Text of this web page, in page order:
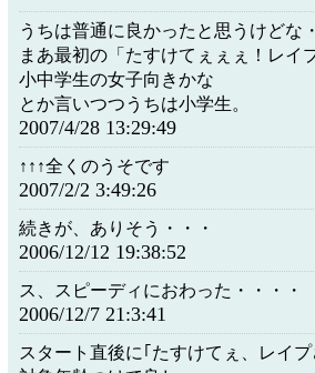
うちは普通に良かったと思うけどな
まあ最初の「たすけてぇぇぇ！レイ
小中学生の女子向きかな
とか言いつつうちは小学生。
2007/4/28 13:29:49
↑↑↑全くのうそです
2007/2/2 3:49:26
続きが、ありそう・・・
2006/12/12 19:38:52
ス、スピーディにおわった・・・・
2006/12/7 21:3:41
スタート直後に｢たすけてぇ、レイ